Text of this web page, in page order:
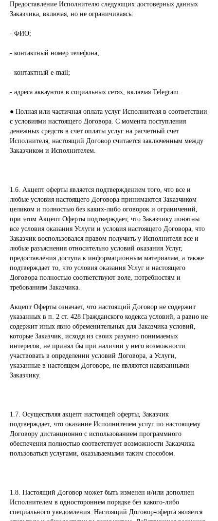
Предоставление Исполнителю следующих достоверных данных
Заказчика, включая, но не ограничиваясь:
- ФИО;
- контактный номер телефона;
- контактный e-mail;
- адреса аккаунтов в социальных сетях, включая Telegram.
● Полная или частичная оплата услуг Исполнителя в соответствии
с условиями настоящего Договора. С момента поступления
денежных средств в счет оплаты услуг на расчетный счет
Исполнителя, настоящий Договор считается заключенным между
Заказчиком и Исполнителем.
1.6. Акцепт оферты является подтверждением того, что все и
любые условия настоящего Договора принимаются Заказчиком
целиком и полностью без каких-либо оговорок и ограничений,
при этом Акцепт Оферты подтверждает, что Заказчику понятны
все условия оказания Услуги и условия настоящего Договора, что
Заказчик воспользовался правом получить у Исполнителя все и
любые разъяснения относительно условий оказания Услуг,
предоставления доступа к информационным материалам, а также
подтверждает то, что условия оказания Услуг и настоящего
Договора полностью соответствуют воле, потребностям и
требованиям Заказчика.
Акцепт Оферты означает, что настоящий Договор не содержит
указанных в п. 2 ст. 428 Гражданского кодекса условий, а равно не
содержит иных явно обременительных для Заказчика условий,
которые Заказчик, исходя из своих разумно понимаемых
интересов, не принял бы при наличии у него возможности
участвовать в определении условий Договора, а Услуги,
указанные в настоящем Договоре, не являются навязанными
Заказчику.
1.7. Осуществляя акцепт настоящей оферты, Заказчик
подтверждает, что оказание Исполнителем услуг по настоящему
Договору дистанционно с использованием программного
обеспечения полностью соответствует возможности Заказчика
пользоваться услугами, оказываемыми таким способом.
1.8. Настоящий Договор может быть изменен и/или дополнен
Исполнителем в одностороннем порядке без какого-либо
специального уведомления. Настоящий Договор-оферта является